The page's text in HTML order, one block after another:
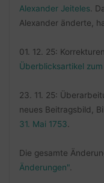
Alexander Jeiteles.
Alexander änderte,
01. 12. 25:
Überblicksartikel
23. 11. 25:
neues Beitragsbild,
31. Mai 1753.
Die gesamte
Änderungen".